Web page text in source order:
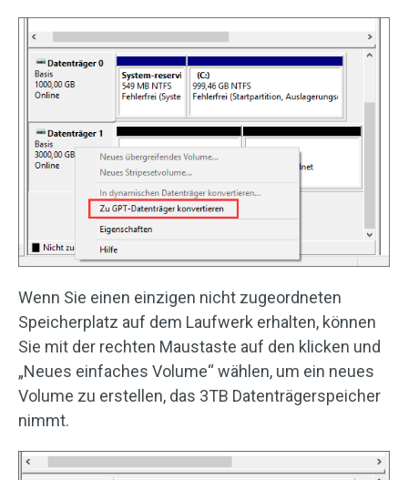
Wenn Sie einen einzigen nicht zugeordneten
Speicherplatz auf dem Laufwerk erhalten, können
Sie mit der rechten Maustaste auf den klicken und
„Neues einfaches Volume“ wählen, um ein neues
Volume zu erstellen, das 3TB Datenträgerspeicher
nimmt.